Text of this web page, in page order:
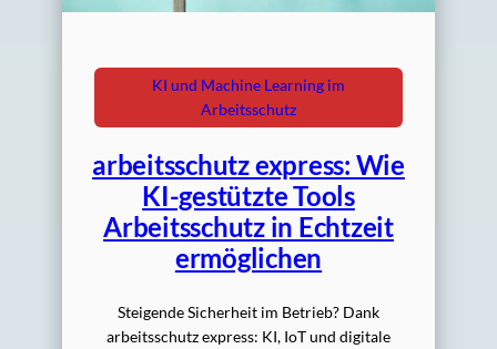
KI und Machine Learning im
Arbeitsschutz
arbeitsschutz express: Wie
KI-gestützte Tools
Arbeitsschutz in Echtzeit
ermöglichen
Steigende Sicherheit im Betrieb? Dank
arbeitsschutz express: KI, IoT und digitale